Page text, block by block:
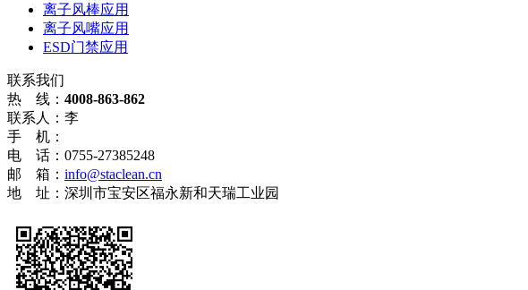
离子风棒应用
离子风嘴应用
ESD门禁应用
联系我们
热 线： 4008-863-862
联系人：李
手 机：
电 话：0755-27385248
邮 箱： info@staclean.cn
地 址：深圳市宝安区福永新和天瑞工业园